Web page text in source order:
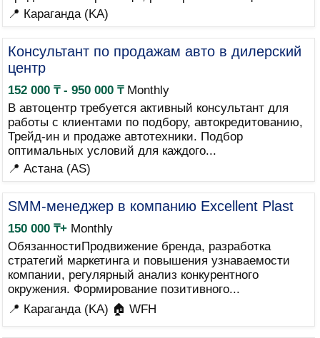
📍 Караганда (KA)
Консультант по продажам авто в дилерский
центр
152 000 ₸ - 950 000 ₸Monthly
В автоцентр требуется активный консультант для
работы с клиентами по подбору, автокредитованию,
Трейд-ин и продаже автотехники. Подбор
оптимальных условий для каждого...
📍 Астана (AS)
SMM-менеджер в компанию Excellent Plast
150 000 ₸+Monthly
ОбязанностиПродвижение бренда, разработка
стратегий маркетинга и повышения узнаваемости
компании, регулярный анализ конкурентного
окружения. Формирование позитивного...
📍 Караганда (KA) 🏠 WFH